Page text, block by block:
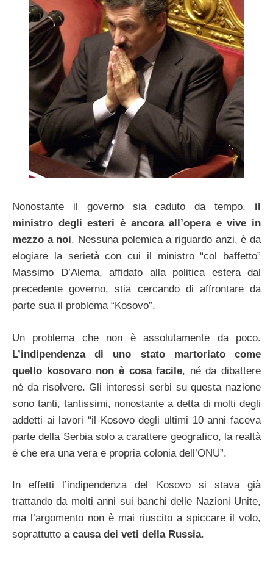
Nonostante il governo sia caduto da tempo, il
ministro degli esteri è ancora all’opera e vive in
mezzo a noi. Nessuna polemica a riguardo anzi, è da
elogiare la serietà con cui il ministro “col baffetto”
Massimo D’Alema, affidato alla politica estera dal
precedente governo, stia cercando di affrontare da
parte sua il problema “Kosovo”.
Un problema che non è assolutamente da poco.
L’indipendenza di uno stato martoriato come
quello kosovaro non è cosa facile, né da dibattere
né da risolvere. Gli interessi serbi su questa nazione
sono tanti, tantissimi, nonostante a detta di molti degli
addetti ai lavori “il Kosovo degli ultimi 10 anni faceva
parte della Serbia solo a carattere geografico, la realtà
è che era una vera e propria colonia dell’ONU”.
In effetti l’indipendenza del Kosovo si stava già
trattando da molti anni sui banchi delle Nazioni Unite,
ma l’argomento non è mai riuscito a spiccare il volo,
soprattutto a causa dei veti della Russia.